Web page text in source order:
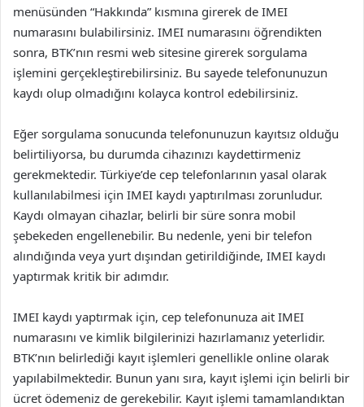
menüsünden “Hakkında” kısmına girerek de IMEI
numarasını bulabilirsiniz. IMEI numarasını öğrendikten
sonra, BTK’nın resmi web sitesine girerek sorgulama
işlemini gerçekleştirebilirsiniz. Bu sayede telefonunuzun
kaydı olup olmadığını kolayca kontrol edebilirsiniz.
Eğer sorgulama sonucunda telefonunuzun kayıtsız olduğu
belirtiliyorsa, bu durumda cihazınızı kaydettirmeniz
gerekmektedir. Türkiye’de cep telefonlarının yasal olarak
kullanılabilmesi için IMEI kaydı yaptırılması zorunludur.
Kaydı olmayan cihazlar, belirli bir süre sonra mobil
şebekeden engellenebilir. Bu nedenle, yeni bir telefon
alındığında veya yurt dışından getirildiğinde, IMEI kaydı
yaptırmak kritik bir adımdır.
IMEI kaydı yaptırmak için, cep telefonunuza ait IMEI
numarasını ve kimlik bilgilerinizi hazırlamanız yeterlidir.
BTK’nın belirlediği kayıt işlemleri genellikle online olarak
yapılabilmektedir. Bunun yanı sıra, kayıt işlemi için belirli bir
ücret ödemeniz de gerekebilir. Kayıt işlemi tamamlandıktan